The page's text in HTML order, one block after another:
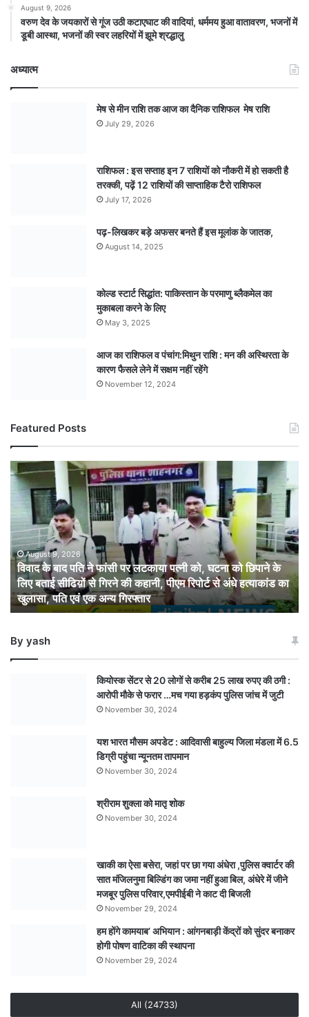
August 9, 2026
वरुण देव के जयकारों से गूंज उठी कटाएघाट की वादियां, धर्ममय हुआ वातावरण, भजनों में
डूबी आस्था, भजनों की स्वर लहरियों में झूमे श्रद्धालु
अध्यात्म
मेष से मीन राशि तक आज का दैनिक राशिफल मेष राशि
July 29, 2026
राशिफल : इस सप्ताह इन 7 राशियों को नौकरी में हो सकती है
तरक्की, पढ़ें 12 राशियों की साप्ताहिक टैरो राशिफल
July 17, 2026
पढ़-लिखकर बड़े अफसर बनते हैं इस मूलांक के जातक,
August 14, 2025
कोल्ड स्टार्ट सिद्धांत: पाकिस्तान के परमाणु ब्लैकमेल का
मुकाबला करने के लिए
May 3, 2025
आज का राशिफल व पंचांग:मिथुन राशि : मन की अस्थिरता के
कारण फैसले लेने में सक्षम नहीं रहेंगे
November 12, 2024
Featured Posts
विवाद
के
बाद
ने
फांसी
पर
लटकाया
पत्नी
को,
घटना
छिपाने
August 9, 2026
विवाद के बाद पति ने फांसी पर लटकाया पत्नी को, घटना को छिपाने के
लिए बताई सीढिय़ों से गिरने की कहानी, पीएम रिपोर्ट से अंधे हत्याकांड का
खुलासा, पति एवं एक अन्य गिरफ्तार
By yash
कियोस्क सेंटर से 20 लोगों से करीब 25 लाख रुपए की ठगी :
आरोपी मौके से फरार …मच गया हड़कंप पुलिस जांच में जुटी
November 30, 2024
यश भारत मौसम अपडेट : आदिवासी बाहुल्य जिला मंडला में 6.5
डिग्री पहुंचा न्यूनतम तापमान
November 30, 2024
श्रीराम शुक्ला को मातृ शोक
November 30, 2024
खाकी का ऐसा बसेरा, जहां पर छा गया अंधेरा ,पुलिस क्वार्टर की
सात मंजिलनुमा बिल्डिंग का जमा नहीं हुआ बिल, अंधेरे में जीने
मजबूर पुलिस परिवार,एमपीईबी ने काट दी बिजली
November 29, 2024
हम होंगे कामयाब’ अभियान : आंगनबाड़ी केंद्रों को सुंदर बनाकर
होगी पोषण वाटिका की स्थापना
November 29, 2024
All (24733)